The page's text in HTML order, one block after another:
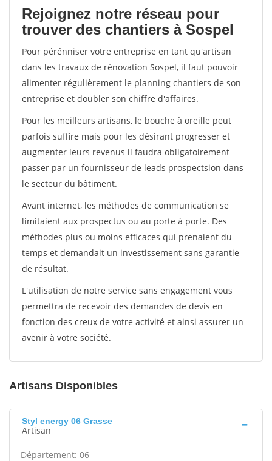
Rejoignez notre réseau pour
trouver des chantiers à Sospel
Pour pérénniser votre entreprise en tant qu'artisan
dans les travaux de rénovation Sospel, il faut pouvoir
alimenter régulièrement le planning chantiers de son
entreprise et doubler son chiffre d'affaires.
Pour les meilleurs artisans, le bouche à oreille peut
parfois suffire mais pour les désirant progresser et
augmenter leurs revenus il faudra obligatoirement
passer par un fournisseur de leads prospectsion dans
le secteur du bâtiment.
Avant internet, les méthodes de communication se
limitaient aux prospectus ou au porte à porte. Des
méthodes plus ou moins efficaces qui prenaient du
temps et demandait un investissement sans garantie
de résultat.
L'utilisation de notre service sans engagement vous
permettra de recevoir des demandes de devis en
fonction des creux de votre activité et ainsi assurer un
avenir à votre société.
Artisans Disponibles
Styl energy 06 Grasse
Artisan
Département: 06